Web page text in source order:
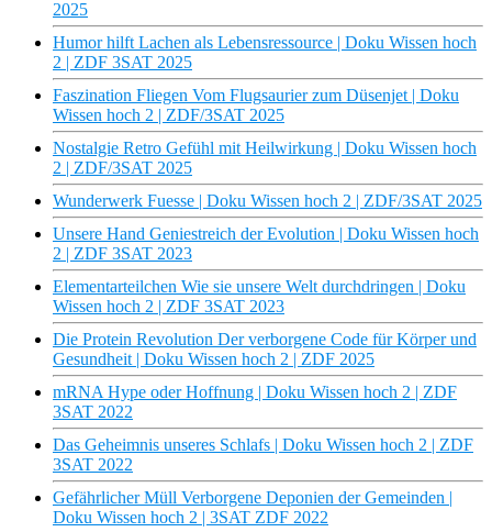
2025
Humor hilft Lachen als Lebensressource | Doku Wissen hoch
2 | ZDF 3SAT 2025
Faszination Fliegen Vom Flugsaurier zum Düsenjet | Doku
Wissen hoch 2 | ZDF/3SAT 2025
Nostalgie Retro Gefühl mit Heilwirkung | Doku Wissen hoch
2 | ZDF/3SAT 2025
Wunderwerk Fuesse | Doku Wissen hoch 2 | ZDF/3SAT 2025
Unsere Hand Geniestreich der Evolution | Doku Wissen hoch
2 | ZDF 3SAT 2023
Elementarteilchen Wie sie unsere Welt durchdringen | Doku
Wissen hoch 2 | ZDF 3SAT 2023
Die Protein Revolution Der verborgene Code für Körper und
Gesundheit | Doku Wissen hoch 2 | ZDF 2025
mRNA Hype oder Hoffnung | Doku Wissen hoch 2 | ZDF
3SAT 2022
Das Geheimnis unseres Schlafs | Doku Wissen hoch 2 | ZDF
3SAT 2022
Gefährlicher Müll Verborgene Deponien der Gemeinden |
Doku Wissen hoch 2 | 3SAT ZDF 2022